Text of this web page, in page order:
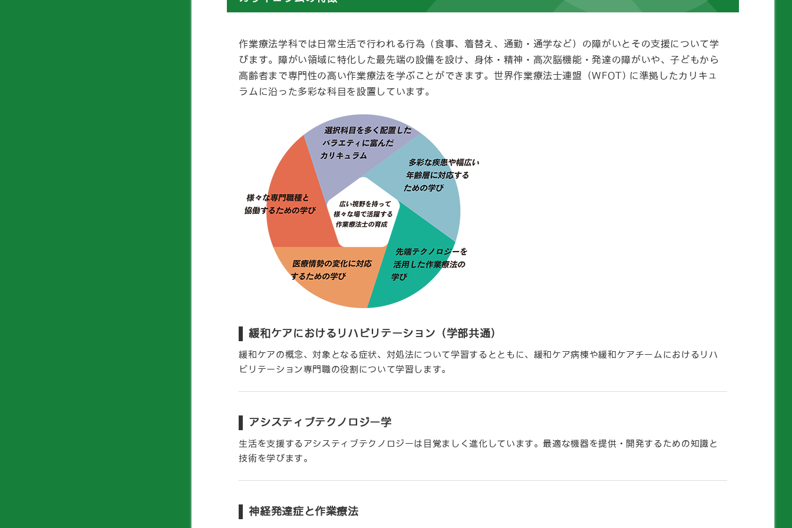
作業療法学科では日常生活で行われる行為（食事、着替え、通勤・通学など）の障がいとその支援について学
びます。障がい領域に特化した最先端の設備を設け、身体・精神・高次脳機能・発達の障がいや、子どもから
高齢者まで専門性の高い作業療法を学ぶことができます。世界作業療法士連盟（WFOT) に準拠したカリキュ
ラムに沿った多彩な科目を設置しています。
緩和ケアにおけるリハビリテーション（学部共通）
緩和ケアの概念、対象となる症状、対処法について学習するとともに、緩和ケア病棟や緩和ケアチームにおけるリハ
ビリテーション専門職の役割について学習します。
アシスティブテクノロジー学
生活を支援するアシスティブテクノロジーは目覚ましく進化しています。最適な機器を提供・開発するための知識と
技術を学びます。
神経発達症と作業療法